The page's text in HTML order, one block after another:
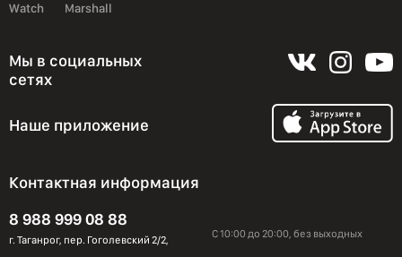
Watch
Marshall
Мы в социальных
сетях
Наше приложение
Контактная информация
8 988 999 08 88
г. Таганрог, пер. Гоголевский 2/2, С 10:00 до 20:00, без выходных